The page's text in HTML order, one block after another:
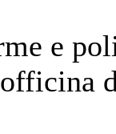
e